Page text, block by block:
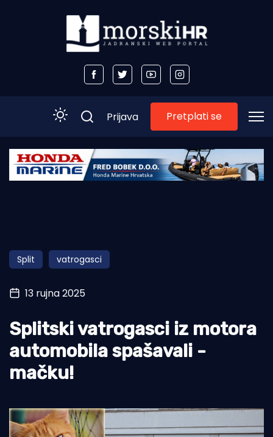
Početna
Obala
Otoci
Turizam i nautika
Pomorstvo
Ribolov
Ekologija
Prijava Pretplati se
Split vatrogasci
13 rujna 2025
Splitski vatrogasci iz motora
automobila spašavali -
mačku!